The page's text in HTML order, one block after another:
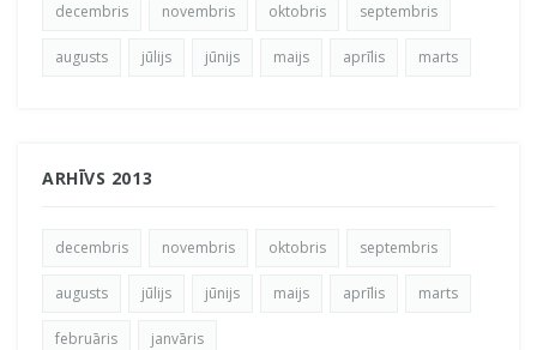
decembris novembris oktobris septembris
augusts jūlijs jūnijs maijs aprīlis marts
ARHĪVS 2013
decembris novembris oktobris septembris
augusts jūlijs jūnijs maijs aprīlis marts
februāris janvāris